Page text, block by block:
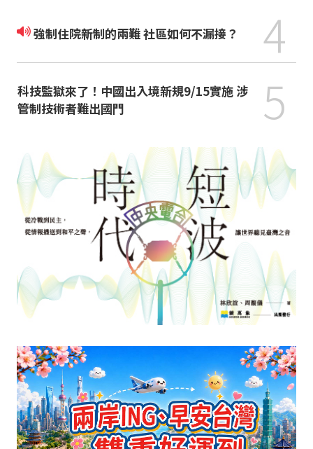
強制住院新制的兩難 社區如何不漏接？ 4
科技監獄來了！中國出入境新規9/15實施 涉
管制技術者難出國門
5